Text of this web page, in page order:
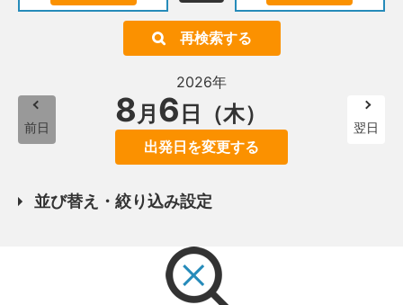
再検索する
前日
2026年
8月 6 日（木）
出発日を変更する
翌日
並び替え・絞り込み設定